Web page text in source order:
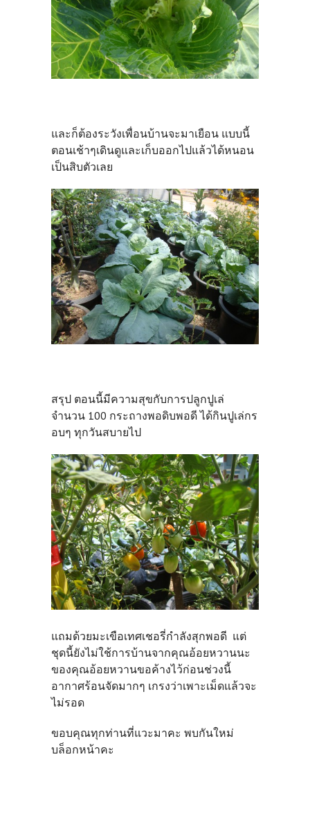
และก็ต้องระวังเพื่อนบ้านจะมาเยือน แบบนี้
ตอนเช้าๆเดินดูและเก็บออกไปแล้วได้หนอน
เป็นสิบตัวเลย
สรุป ตอนนี้มีความสุขกับการปลูกปูเล่
จำนวน 100 กระถางพอดิบพอดี ได้กินปูเล่กร
อบๆ ทุกวันสบายไป
แถมด้วยมะเขือเทศเชอรี่กำลังสุกพอดี แต่
ชุดนี้ยังไม่ใช้การบ้านจากคุณอ้อยหวานนะ
ของคุณอ้อยหวานขอค้างไว้ก่อนช่วงนี้
อากาศร้อนจัดมากๆ เกรงว่าเพาะเม็ดแล้วจะ
ไม่รอด
ขอบคุณทุกท่านที่แวะมาคะ พบกันใหม่
บล็อกหน้าคะ